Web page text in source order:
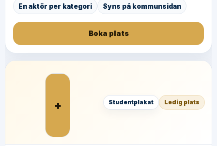
En aktör per kategori Syns på kommunsidan
Boka plats
+ Studentplakat Ledig plats